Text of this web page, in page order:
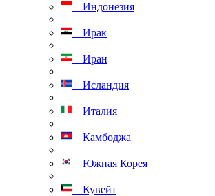
Индонезия
Ирак
Иран
Исландия
Италия
Камбоджа
Южная Корея
Кувейт